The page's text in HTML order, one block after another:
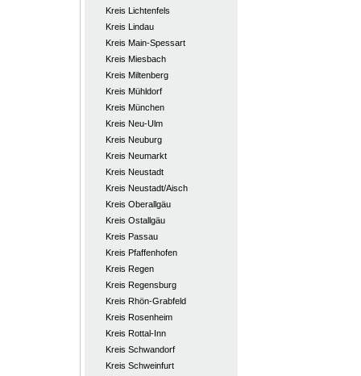
Kreis Lichtenfels
Kreis Lindau
Kreis Main-Spessart
Kreis Miesbach
Kreis Miltenberg
Kreis Mühldorf
Kreis München
Kreis Neu-Ulm
Kreis Neuburg
Kreis Neumarkt
Kreis Neustadt
Kreis Neustadt/Aisch
Kreis Oberallgäu
Kreis Ostallgäu
Kreis Passau
Kreis Pfaffenhofen
Kreis Regen
Kreis Regensburg
Kreis Rhön-Grabfeld
Kreis Rosenheim
Kreis Rottal-Inn
Kreis Schwandorf
Kreis Schweinfurt